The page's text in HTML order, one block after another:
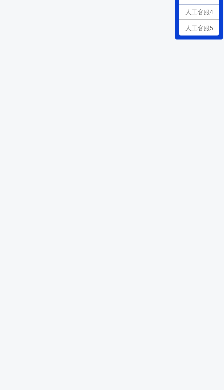
人工客服4
人工客服5